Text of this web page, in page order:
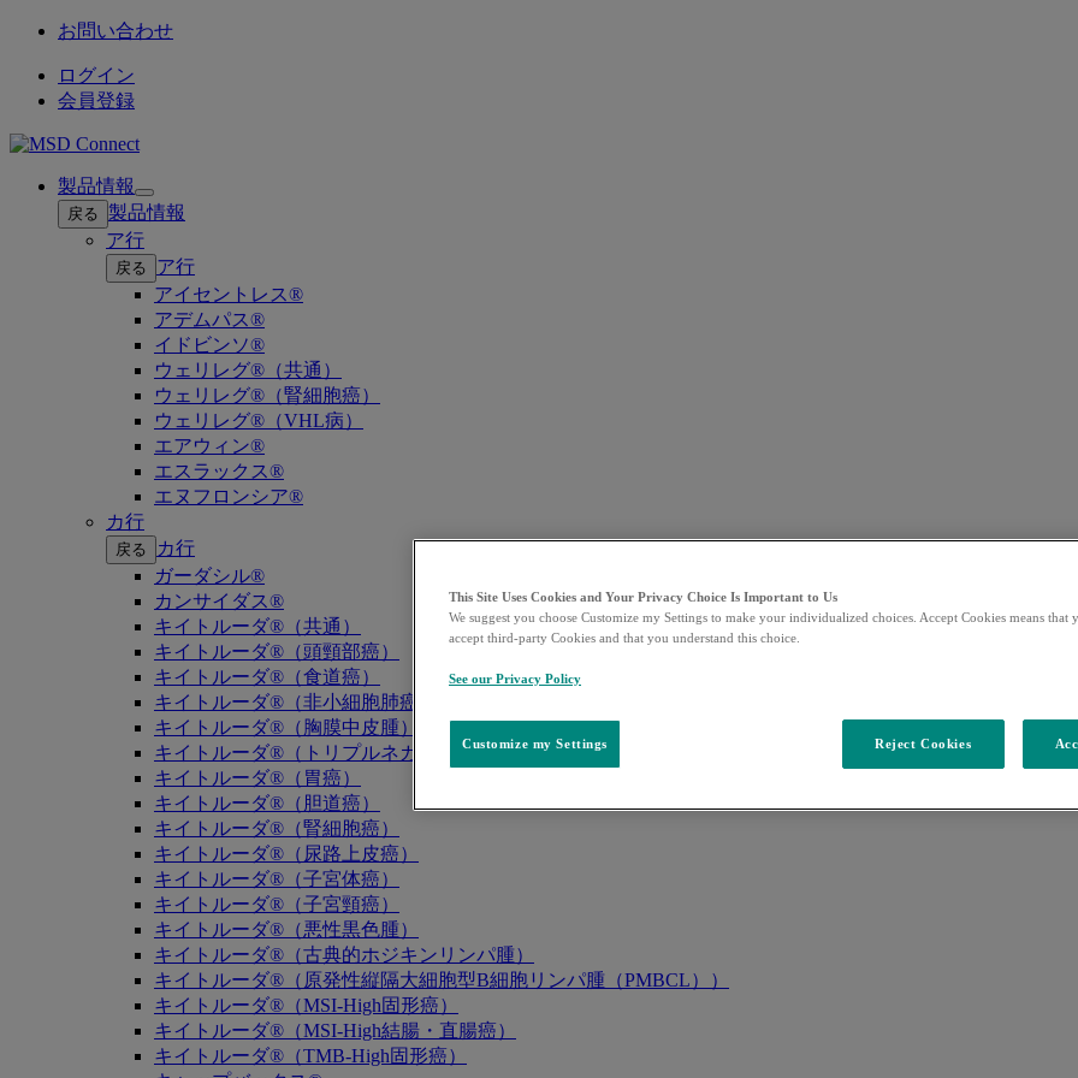
お問い合わせ
ログイン
会員登録
製品情報
Open
submenu
戻る 製品情報
ア行
戻る
ア行
アイセントレス®
アデムパス®
イドビンソ®
ウェリレグ®（共通）
ウェリレグ®（腎細胞癌）
ウェリレグ®（VHL病）
エアウィン®
エスラックス®
エヌフロンシア®
カ行
戻る
カ行
ガーダシル®
カンサイダス®
キイトルーダ®（共通）
キイトルーダ®（頭頸部癌）
キイトルーダ®（食道癌）
キイトルーダ®（非小細胞肺癌）
キイトルーダ®（胸膜中皮腫）
キイトルーダ®（トリプルネガティブ乳癌）
キイトルーダ®（胃癌）
キイトルーダ®（胆道癌）
キイトルーダ®（腎細胞癌）
キイトルーダ®（尿路上皮癌）
キイトルーダ®（子宮体癌）
キイトルーダ®（子宮頸癌）
キイトルーダ®（悪性黒色腫）
キイトルーダ®（古典的ホジキンリンパ腫）
キイトルーダ®（原発性縦隔大細胞型B細胞リンパ腫（PMBCL））
キイトルーダ®（MSI-High固形癌）
キイトルーダ®（MSI-High結腸・直腸癌）
キイトルーダ®（TMB-High固形癌）
This Site Uses Cookies and Your Privacy Choice Is Important to Us
We suggest you choose Customize my Settings to make your individualized choices. Accept Cookies means that
accept third-party Cookies and that you understand this choice.
See our Privacy Policy
Customize my Settings Reject Cookies